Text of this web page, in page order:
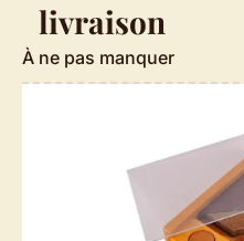
livraison
À ne pas manquer